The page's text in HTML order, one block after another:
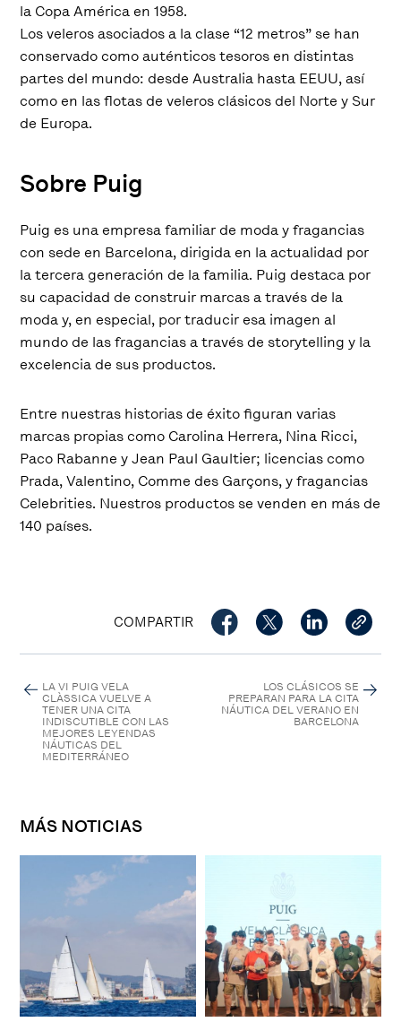
la Copa América en 1958.
Los veleros asociados a la clase “12 metros” se han
conservado como auténticos tesoros en distintas
partes del mundo: desde Australia hasta EEUU, así
como en las flotas de veleros clásicos del Norte y Sur
de Europa.
Sobre Puig
Puig es una empresa familiar de moda y fragancias
con sede en Barcelona, dirigida en la actualidad por
la tercera generación de la familia. Puig destaca por
su capacidad de construir marcas a través de la
moda y, en especial, por traducir esa imagen al
mundo de las fragancias a través de storytelling y la
excelencia de sus productos.
Entre nuestras historias de éxito figuran varias
marcas propias como Carolina Herrera, Nina Ricci,
Paco Rabanne y Jean Paul Gaultier; licencias como
Prada, Valentino, Comme des Garçons, y fragancias
Celebrities. Nuestros productos se venden en más de
140 países.
COMPARTIR
LA VI PUIG VELA
CLÀSSICA VUELVE A
TENER UNA CITA
INDISCUTIBLE CON LAS
MEJORES LEYENDAS
NÁUTICAS DEL
MEDITERRÁNEO
LOS CLÁSICOS SE
PREPARAN PARA LA CITA
NÁUTICA DEL VERANO EN
BARCELONA
MÁS NOTICIAS